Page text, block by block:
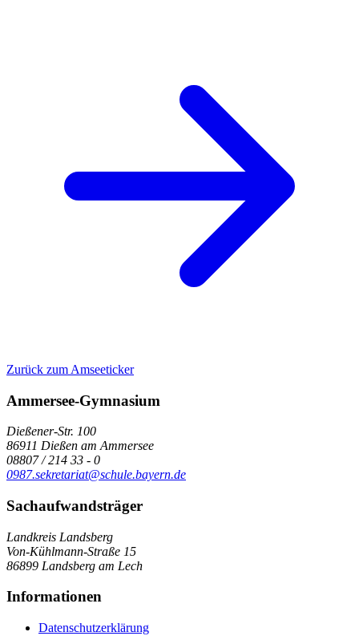
Zurück zum Amseeticker
Ammersee-Gymnasium
Dießener-Str. 100
86911 Dießen am Ammersee
08807 / 214 33 - 0
0987.sekretariat@schule.bayern.de
Sachaufwandsträger
Landkreis Landsberg
Von-Kühlmann-Straße 15
86899 Landsberg am Lech
Informationen
Datenschutzerklärung